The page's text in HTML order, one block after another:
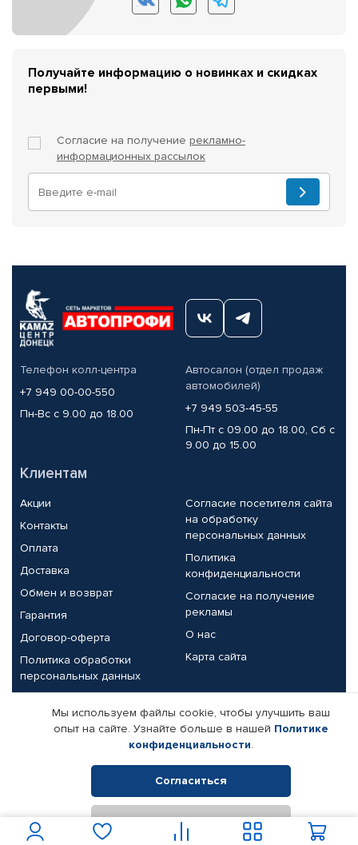
Получайте информацию о новинках и скидках
первыми!
Согласие на получение рекламно-
информационных рассылок
Телефон колл-центра
+7 949 00-00-550
Пн-Вс с 9.00 до 18.00
Автосалон (отдел продаж
автомобилей)
+7 949 503-45-55
Пн-Пт с 09.00 до 18.00, Сб с
9.00 до 15.00
Клиентам
Акции
Контакты
Оплата
Доставка
Обмен и возврат
Гарантия
Договор-оферта
Политика обработки
персональных данных
Согласие посетителя сайта
на обработку
персональных данных
Политика
конфиденциальности
Согласие на получение
рекламы
О нас
Карта сайта
Партнерам
Корпоративным клиентам
Поставщикам
Реквизиты компании
© КАМАЗ ЦЕНТР ДОНЕЦК, 2015-2026. Все права защищены.
Интернет-магазин автомобильных товаров Автопрофи.
Мы используем файлы cookie, чтобы улучшить ваш
опыт на сайте. Узнайте больше в нашей Политике
конфиденциальности.
Согласиться
Отклонить